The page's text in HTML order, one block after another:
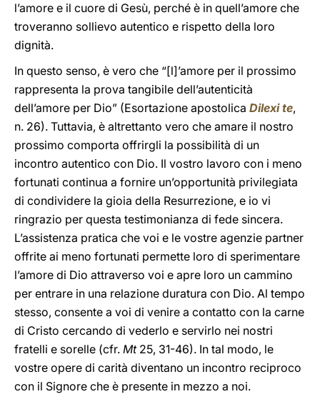
l’amore e il cuore di Gesù, perché è in quell’amore che
troveranno sollievo autentico e rispetto della loro
dignità.
In questo senso, è vero che “[l]’amore per il prossimo
rappresenta la prova tangibile dell’autenticità
dell’amore per Dio” (Esortazione apostolica Dilexi te,
n. 26). Tuttavia, è altrettanto vero che amare il nostro
prossimo comporta offrirgli la possibilità di un
incontro autentico con Dio. Il vostro lavoro con i meno
fortunati continua a fornire un’opportunità privilegiata
di condividere la gioia della Resurrezione, e io vi
ringrazio per questa testimonianza di fede sincera.
L’assistenza pratica che voi e le vostre agenzie partner
offrite ai meno fortunati permette loro di sperimentare
l’amore di Dio attraverso voi e apre loro un cammino
per entrare in una relazione duratura con Dio. Al tempo
stesso, consente a voi di venire a contatto con la carne
di Cristo cercando di vederlo e servirlo nei nostri
fratelli e sorelle (cfr. Mt25, 31-46). In tal modo, le
vostre opere di carità diventano un incontro reciproco
con il Signore che è presente in mezzo a noi.